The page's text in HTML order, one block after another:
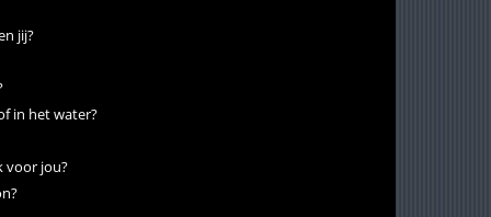
jij?
in het water?
voor jou?